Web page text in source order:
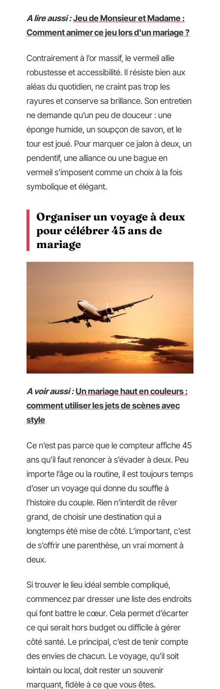
A lire aussi : Jeu de Monsieur et Madame :
Comment animer ce jeu lors d'un mariage ?
Contrairement à l’or massif, le vermeil allie
robustesse et accessibilité. Il résiste bien aux
aléas du quotidien, ne craint pas trop les
rayures et conserve sa brillance. Son entretien
ne demande qu’un peu de douceur : une
éponge humide, un soupçon de savon, et le
tour est joué. Pour marquer ce jalon à deux, un
pendentif, une alliance ou une bague en
vermeil s’imposent comme un choix à la fois
symbolique et élégant.
Organiser un voyage à deux
pour célébrer 45 ans de
mariage
A voir aussi : Un mariage haut en couleurs :
comment utiliser les jets de scènes avec
style
Ce n’est pas parce que le compteur affiche 45
ans qu’il faut renoncer à s’évader à deux. Peu
importe l’âge ou la routine, il est toujours temps
d’oser un voyage qui donne du souffle à
l’histoire du couple. Rien n’interdit de rêver
grand, de choisir une destination qui a
longtemps été mise de côté. L’important, c’est
de s’offrir une parenthèse, un vrai moment à
deux.
Si trouver le lieu idéal semble compliqué,
commencez par dresser une liste des endroits
qui font battre le cœur. Cela permet d’écarter
ce qui serait hors budget ou difficile à gérer
côté santé. Le principal, c’est de tenir compte
des envies de chacun. Le voyage, qu’il soit
lointain ou local, doit rester un souvenir
marquant, fidèle à ce que vous êtes.